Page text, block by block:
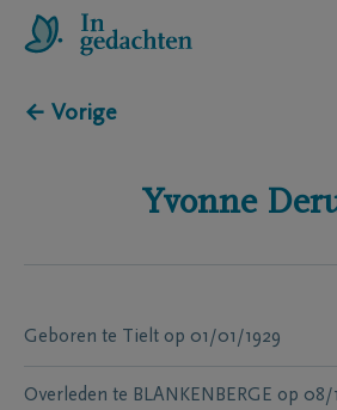
← Vorige
Yvonne
Geboren te Tielt op 01/01/1929
Overleden te BLANKENBERGE op 08/